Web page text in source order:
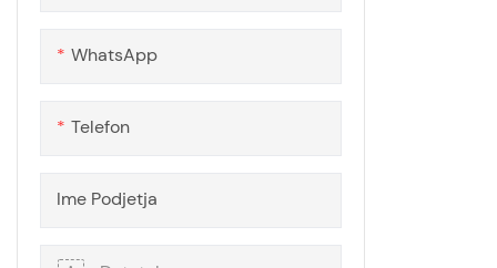
WhatsApp
Telefon
Ime Podjetja